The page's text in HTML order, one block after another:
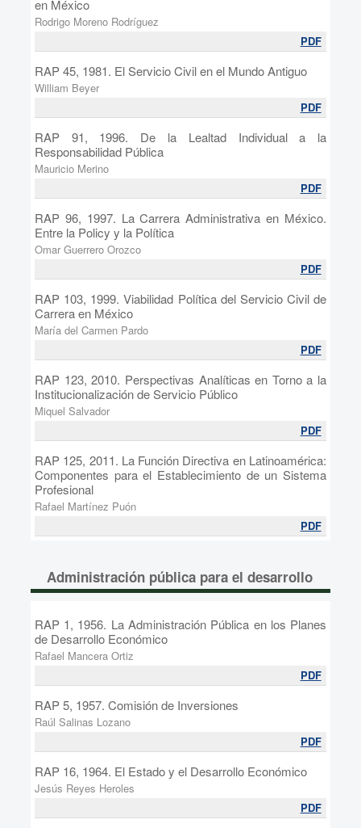
en México
Rodrigo Moreno Rodríguez
PDF
RAP 45, 1981. El Servicio Civil en el Mundo Antiguo
William Beyer
PDF
RAP 91, 1996. De la Lealtad Individual a la
Responsabilidad Pública
Mauricio Merino
PDF
RAP 96, 1997. La Carrera Administrativa en México.
Entre la Policy y la Política
Omar Guerrero Orozco
PDF
RAP 103, 1999. Viabilidad Política del Servicio Civil de
Carrera en México
María del Carmen Pardo
PDF
RAP 123, 2010. Perspectivas Analíticas en Torno a la
Institucionalización de Servicio Público
Miquel Salvador
PDF
RAP 125, 2011. La Función Directiva en Latinoamérica:
Componentes para el Establecimiento de un Sistema
Profesional
Rafael Martínez Puón
PDF
Administración pública para el desarrollo
RAP 1, 1956. La Administración Pública en los Planes
de Desarrollo Económico
Rafael Mancera Ortiz
PDF
RAP 5, 1957. Comisión de Inversiones
Raúl Salinas Lozano
PDF
RAP 16, 1964. El Estado y el Desarrollo Económico
Jesús Reyes Heroles
PDF